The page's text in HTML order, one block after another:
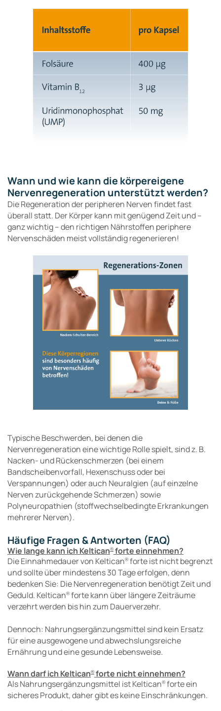
Wann und wie kann die körpereigene
Nervenregeneration unterstützt werden?
Die Regeneration der peripheren Nerven findet fast
überall statt. Der Körper kann mit genügend Zeit und –
ganz wichtig – den richtigen Nährstoffen periphere
Nervenschäden meist vollständig regenerieren!
Typische Beschwerden, bei denen die
Nervenregeneration eine wichtige Rolle spielt, sind z. B.
Nacken- und Rückenschmerzen (bei einem
Bandscheibenvorfall, Hexenschuss oder bei
Verspannungen) oder auch Neuralgien (auf einzelne
Nerven zurückgehende Schmerzen) sowie
Polyneuropathien (stoffwechselbedingte Erkrankungen
mehrerer Nerven).
Häufige Fragen & Antworten (FAQ)
Wie lange kann ich Keltican®forte einnehmen?
Die Einnahmedauer von Keltican®forte ist nicht begrenzt
und sollte über mindestens 30 Tage erfolgen, denn
bedenken Sie: Die Nervenregeneration benötigt Zeit und
Geduld. Keltican®forte kann über längere Zeiträume
verzehrt werden bis hin zum Dauerverzehr.
Dennoch: Nahrungsergänzungsmittel sind kein Ersatz
für eine ausgewogene und abwechslungsreiche
Ernährung und eine gesunde Lebensweise.
Wann darf ich Keltican®forte nicht einnehmen?
Als Nahrungsergänzungsmittel ist Keltican®forte ein
sicheres Produkt, daher gibt es keine Einschränkungen.